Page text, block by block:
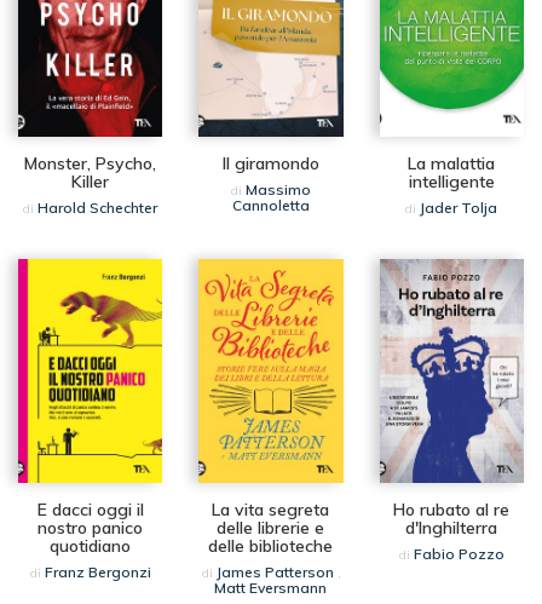
Monster, Psycho,
Killer
di Harold Schechter
Il giramondo
di Massimo
Cannoletta
La malattia
intelligente
di Jader Tolja
E dacci oggi il
nostro panico
quotidiano
di Franz Bergonzi
La vita segreta
delle librerie e
delle biblioteche
di James Patterson ,
Matt Eversmann
Ho rubato al re
d'Inghilterra
di Fabio Pozzo